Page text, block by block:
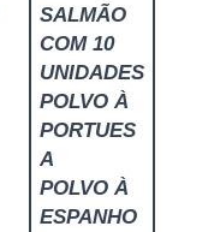
SALMÃO
COM 10
UNIDADES
POLVO À
PORTUES
A
POLVO À
ESPANHO